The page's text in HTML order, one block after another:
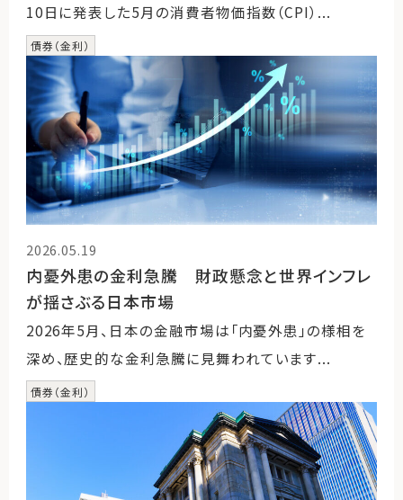
10日に発表した5月の消費者物価指数（CPI）...
債券（金利）
2026.05.19
内憂外患の金利急騰 財政懸念と世界インフレ
が揺さぶる日本市場
2026年5月、日本の金融市場は「内憂外患」の様相を
深め、歴史的な金利急騰に見舞われています...
債券（金利）